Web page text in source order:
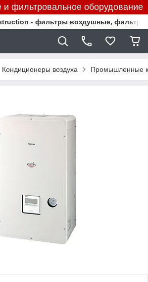
и фильтровальное оборудование
- фильтры воздушные,
Кондиционеры воздуха Промышленные